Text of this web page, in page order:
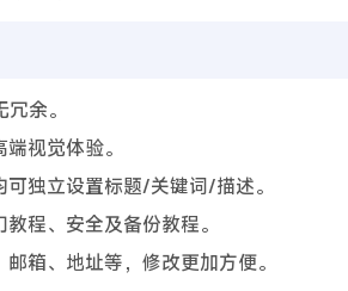
余。
视觉体验。
独立设置标题/关键词/描述。
程、安全及备份教程。
箱、地址等，修改更加方便。